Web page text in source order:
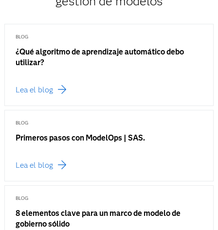
BLOG
¿Qué algoritmo de aprendizaje automático debo
utilizar?
Lea el blog
BLOG
Primeros pasos con ModelOps | SAS.
Lea el blog
BLOG
8 elementos clave para un marco de modelo de
gobierno sólido